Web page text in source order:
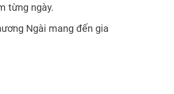
từng ngày.
Ngài mang đến gia